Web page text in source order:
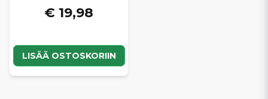
€ 19,98
LISÄÄ OSTOSKORIIN